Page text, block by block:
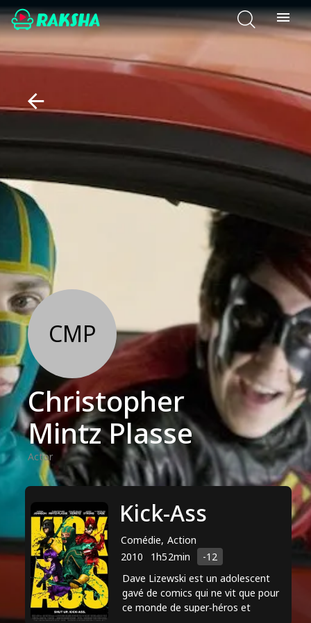
CMP
Christopher
Mintz Plasse
Actor
Kick-Ass
Comédie, Action
2010
1h52min
-12
Dave Lizewski est un adolescent
gavé de comics qui ne vit que pour
ce monde de super‐héros et